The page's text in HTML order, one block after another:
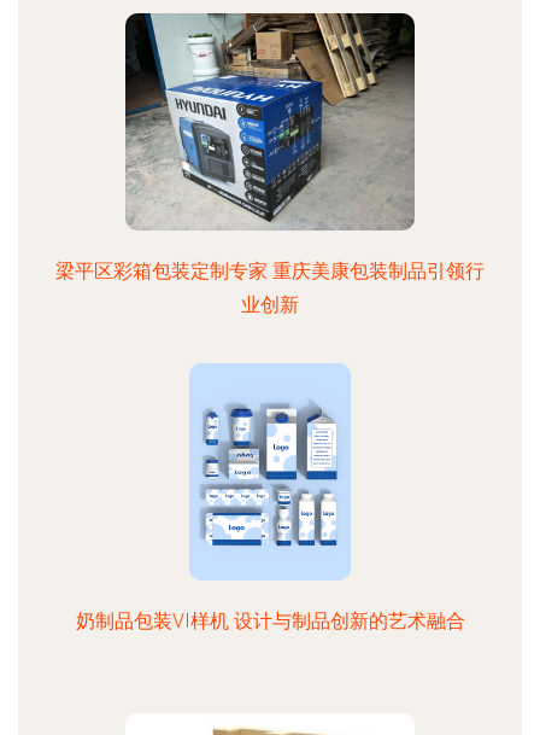
梁平区彩箱包装定制专家 重庆美康包装制品引领行
业创新
奶制品包装VI样机 设计与制品创新的艺术融合